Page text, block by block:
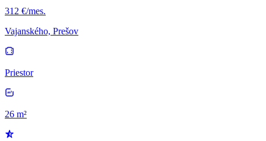
312 €/mes.
Vajanského, Prešov
Priestor
26 m²